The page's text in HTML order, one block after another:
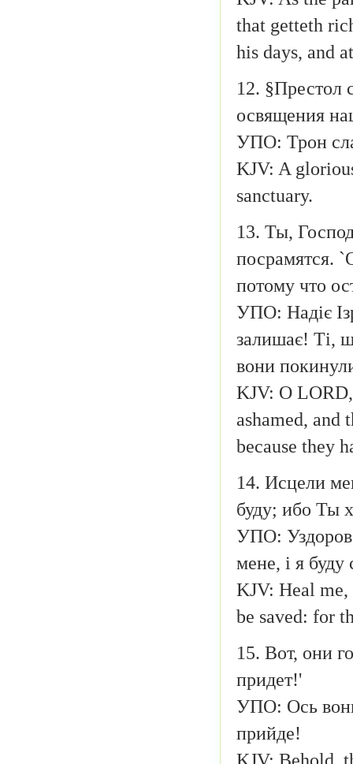
that getteth
his days, and
12. §Престол
освящения
УПО: Трон
KJV: A
sanctuary.
13. Ты,
посрамятся.
потому что
УПО: Надіє
залишає! Ті,
вони
KJV: O
ashamed, and
because they
14. Исцели
буду; ибо Ты
УПО: Уздоров
мене, і я
KJV: Heal
be saved: for
15. Вот, они
придет!'
УПО: Ось
прийде!
KJV: Behold,